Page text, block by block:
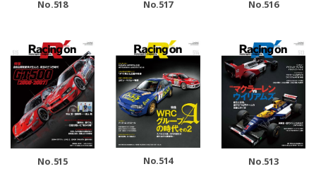
No.518 No.517 No.516
No.515 No.514 No.513